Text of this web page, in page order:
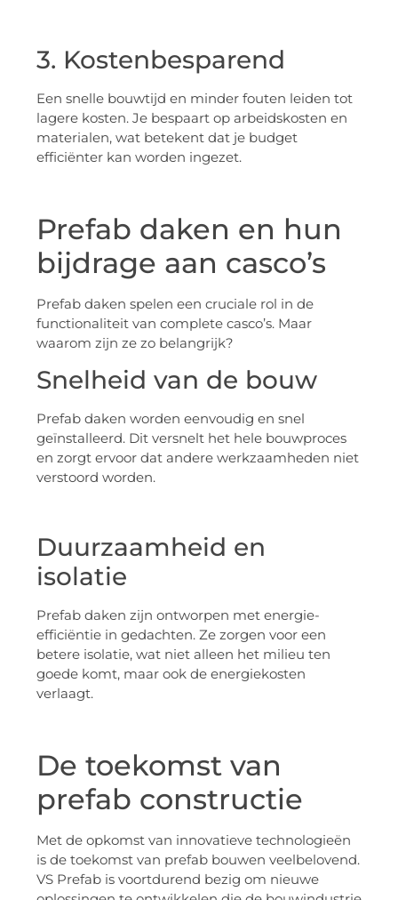
3. Kostenbesparend
Een snelle bouwtijd en minder fouten leiden tot
lagere kosten. Je bespaart op arbeidskosten en
materialen, wat betekent dat je budget
efficiënter kan worden ingezet.
Prefab daken en hun
bijdrage aan casco’s
Prefab daken spelen een cruciale rol in de
functionaliteit van complete casco’s. Maar
waarom zijn ze zo belangrijk?
Snelheid van de bouw
Prefab daken worden eenvoudig en snel
geïnstalleerd. Dit versnelt het hele bouwproces
en zorgt ervoor dat andere werkzaamheden niet
verstoord worden.
Duurzaamheid en
isolatie
Prefab daken zijn ontworpen met energie-
efficiëntie in gedachten. Ze zorgen voor een
betere isolatie, wat niet alleen het milieu ten
goede komt, maar ook de energiekosten
verlaagt.
De toekomst van
prefab constructie
Met de opkomst van innovatieve technologieën
is de toekomst van prefab bouwen veelbelovend.
VS Prefab is voortdurend bezig om nieuwe